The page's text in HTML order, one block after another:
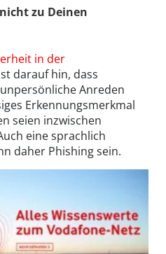
zu Deinen
in der
darauf hin, dass
Anreden
Erkennungsmerkmal
seien inzwischen
eine sprachlich
daher Phishing sein.